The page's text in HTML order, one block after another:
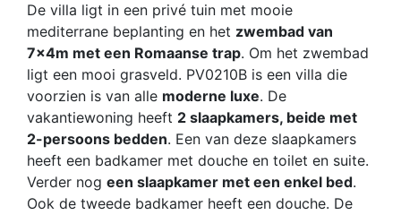
De villa ligt in een privé tuin met mooie
mediterrane beplanting en het zwembad van
7x4m met een Romaanse trap. Om het zwembad
ligt een mooi grasveld. PV0210B is een villa die
voorzien is van alle moderne luxe. De
vakantiewoning heeft 2 slaapkamers, beide met
2-persoons bedden. Een van deze slaapkamers
heeft een badkamer met douche en toilet en suite.
Verder nog een slaapkamer met een enkel bed.
Ook de tweede badkamer heeft een douche. De